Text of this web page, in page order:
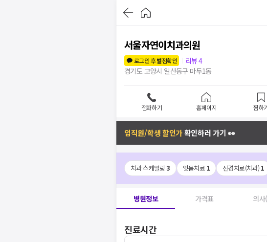
서울자연이치과의원
로그인 후 별점확인
리뷰4
경기도 고양시 일산동구 마두1동
전화하기 홈페이지 찜하
임직원/학생 할인가확인하러 가기 👀
치과 스케일링 3 잇몸치료 1 신경치료(치과)1
병원정보 가격표 의
진료시간